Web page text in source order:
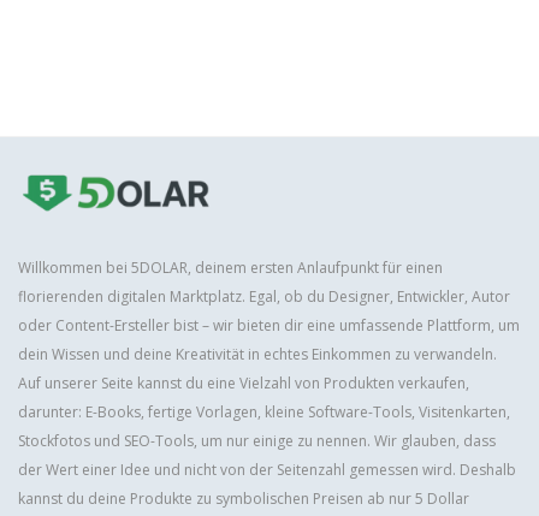
Willkommen bei 5DOLAR, deinem ersten Anlaufpunkt für einen
florierenden digitalen Marktplatz. Egal, ob du Designer, Entwickler, Autor
oder Content-Ersteller bist – wir bieten dir eine umfassende Plattform, um
dein Wissen und deine Kreativität in echtes Einkommen zu verwandeln.
Auf unserer Seite kannst du eine Vielzahl von Produkten verkaufen,
darunter: E-Books, fertige Vorlagen, kleine Software-Tools, Visitenkarten,
Stockfotos und SEO-Tools, um nur einige zu nennen. Wir glauben, dass
der Wert einer Idee und nicht von der Seitenzahl gemessen wird. Deshalb
kannst du deine Produkte zu symbolischen Preisen ab nur 5 Dollar